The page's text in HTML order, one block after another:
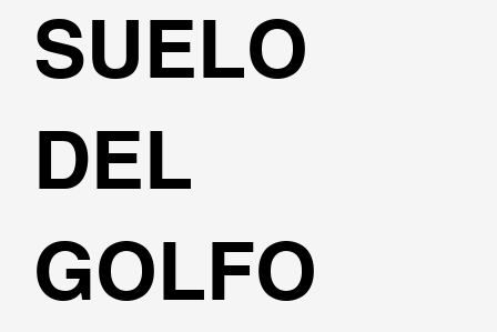
SUELO
DEL
GOLFO